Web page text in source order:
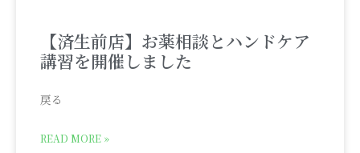
【済生前店】お薬相談とハンドケア
講習を開催しました
戻る
READ MORE »